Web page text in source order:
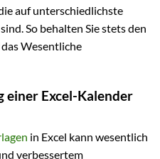
auf unterschiedlichste
So behalten Sie stets den
Wesentliche
einer Excel-Kalender
in Excel kann wesentlich
verbessertem